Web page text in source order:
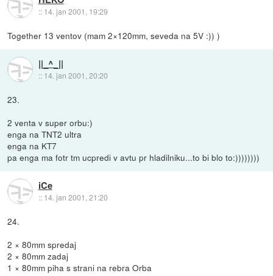
:: 14. jan 2001, 19:29
Together 13 ventov (mam 2×120mm, seveda na 5V :)) )
||_^_||
:: 14. jan 2001, 20:20
23.
2 venta v super orbu:)
enga na TNT2 ultra
enga na KT7
pa enga ma fotr tm ucpredi v avtu pr hladilniku...to bi blo to:))))))))
iCe
:: 14. jan 2001, 21:20
24.
2 × 80mm spredaj
2 × 80mm zadaj
1 × 80mm piha s strani na rebra Orba